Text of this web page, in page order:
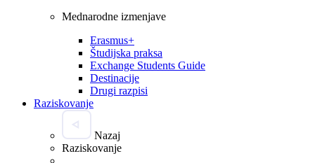
Mednarodne izmenjave
Erasmus+
Študijska praksa
Exchange Students Guide
Destinacije
Drugi razpisi
Raziskovanje
Nazaj
Raziskovanje